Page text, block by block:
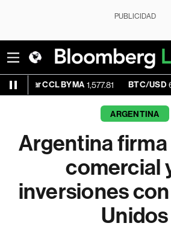
PUBLICIDAD
BYMA 1,577.81 BTC/USD 63,748.20
ARGENTINA
Argentina
comercial
inversiones
Unidos